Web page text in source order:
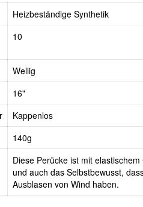
Heizbeständige Synthetik
10
Wellig
16"
Kappenlos
140g
Diese Perücke ist mit
und auch das Selbstbewusst,
Ausblasen von Wind haben.